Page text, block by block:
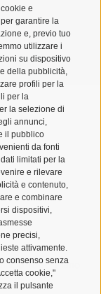
e
garantire la
e, previo tuo
utilizzare i
su dispositivo
della pubblicità,
profili per la
per la
la selezione di
annunci,
il pubblico
da fonti
limitati per la
e rilevare
e contenuto,
e combinare
dispositivi,
precisi,
attivamente.
consenso senza
cookie,"
il pulsante
e
186 – Piano